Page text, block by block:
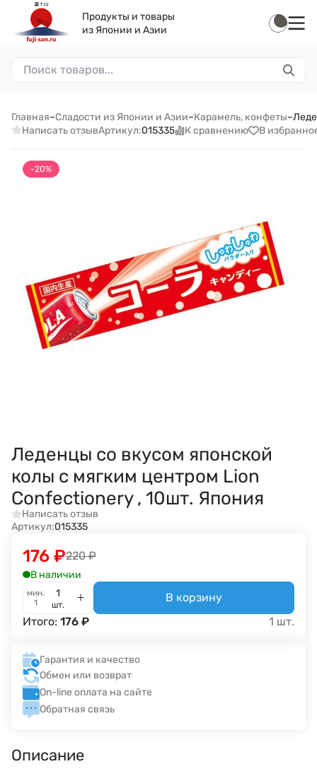
Продукты и товары
из Японии и Азии
Главная–Сладости из Японии и Азии–Карамель, конфеты–
Написать отзывАртикул:015335 К сравнению В
-20%
Леденцы со вкусом японской
колы с мягким центром Lion
Confectionery , 10шт. Япония
Написать отзыв
Артикул:015335
220 ₽
176 ₽
В наличии
мин.
1
шт.
В корзину
Итого: 176 ₽ 1 шт.
Гарантия и качество
Обмен или возврат
On-line оплата на сайте
Обратная связь
Описание